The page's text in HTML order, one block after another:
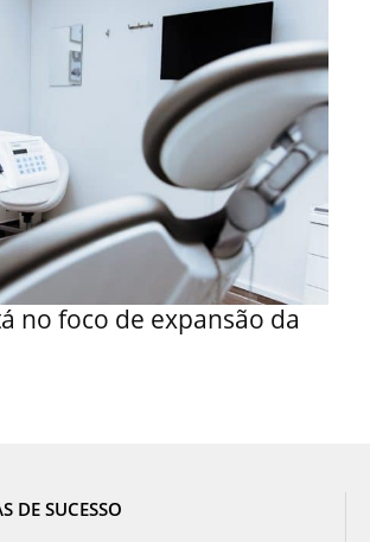
no foco de expansão da
DE SUCESSO